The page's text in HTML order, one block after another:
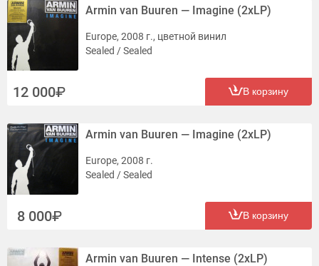
Armin van Buuren — Imagine (2xLP)
Europe, 2008 г., цветной винил
Sealed / Sealed
12 000 В корзину
Armin van Buuren — Imagine (2xLP)
Europe, 2008 г.
Sealed / Sealed
8 000 В корзину
Armin van Buuren — Intense (2xLP)